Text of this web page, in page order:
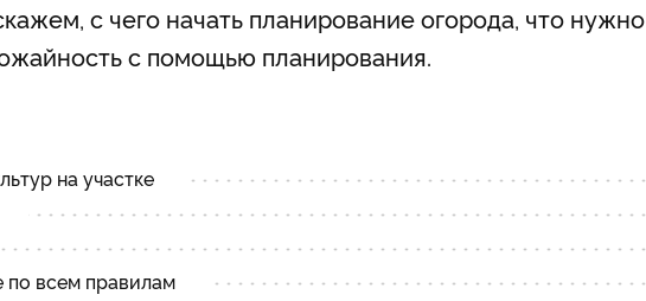
с чего начать планирование огорода, что нужно
с помощью планирования.
на участке
по всем правилам